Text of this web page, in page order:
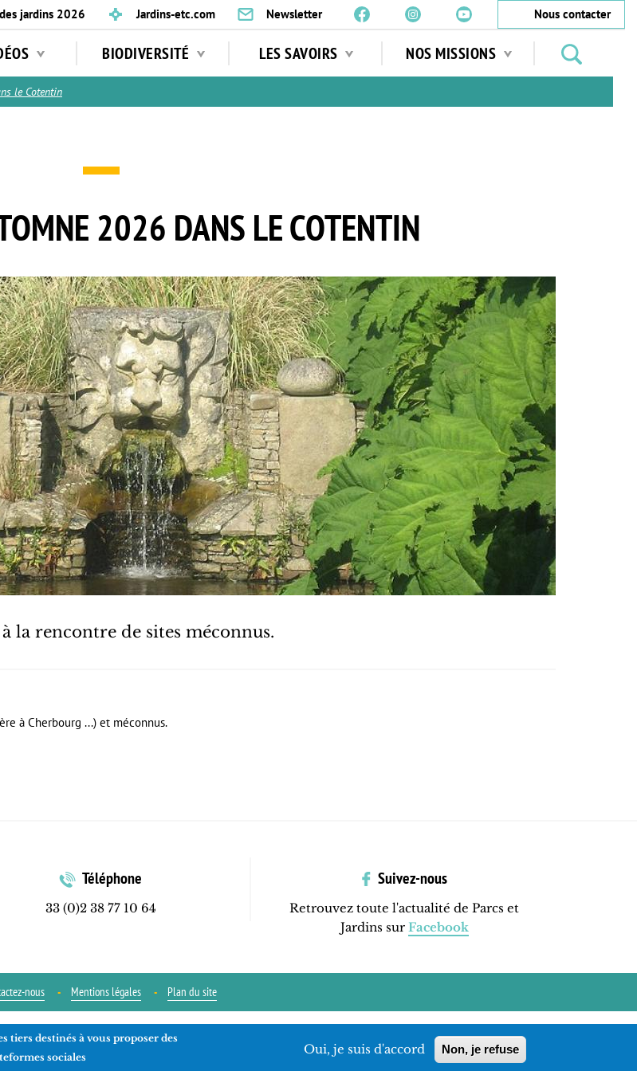
jardins 2026 Jardins-etc.com Newsletter
Nous contacter
BIODIVERSITÉ LES SAVOIRS NOS MISSIONS
jardins
le Cotentin
2026 DANS LE COTENTIN
la rencontre de sites méconnus.
à Cherbourg ...) et méconnus.
Téléphone
33 (0)2 38 77 10 64
Suivez-nous
Retrouvez toute l'actualité de Parcs et
Jardins sur Facebook
nous Mentions légales Plan du site
Réalisationads-COM
tiers destinés à vous proposer des
sociales
Oui, je suis d'accord Non, je refuse